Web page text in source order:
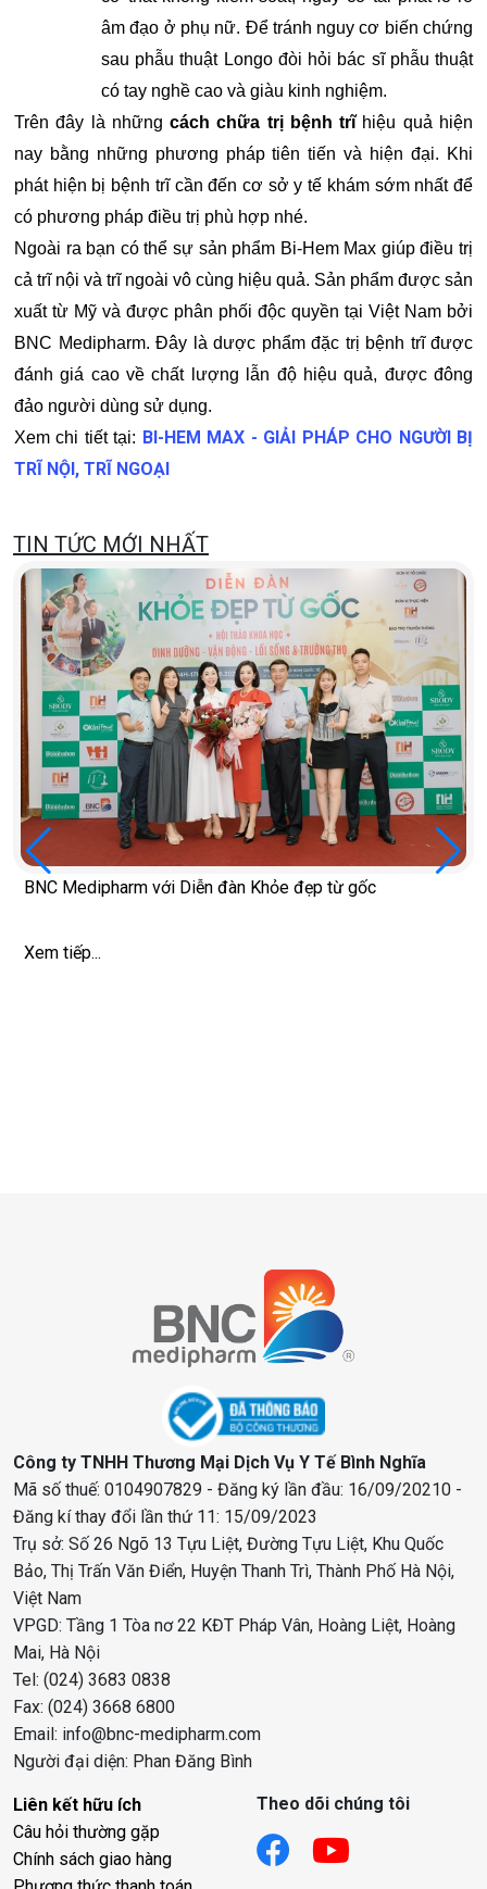
âm đạo ở phụ nữ. Để tránh nguy cơ biến chứng
sau phẫu thuật Longo đòi hỏi bác sĩ phẫu thuật
có tay nghề cao và giàu kinh nghiệm.
Trên đây là nhữngcách chữa trị bệnh trĩ hiệu quả hiện
nay bằng những phương pháp tiên tiến và hiện đại. Khi
phát hiện bị bệnh trĩ cần đến cơ sở y tế khám sớm nhất để
có phương pháp điều trị phù hợp nhé.
Ngoài ra bạn có thể sự sản phẩm Bi-Hem Max giúp điều trị
cả trĩ nội và trĩ ngoài vô cùng hiệu quả. Sản phẩm được sản
xuất từ Mỹ và được phân phối độc quyền tại Việt Nam bởi
BNC Medipharm. Đây là dược phẩm đặc trị bệnh trĩ được
đánh giá cao về chất lượng lẫn độ hiệu quả, được đông
đảo người dùng sử dụng.
Xem chi tiết tại: BI-HEM MAX - GIẢI PHÁP CHO NGƯỜI BỊ
TRĨ NỘI, TRĨ NGOẠI
TIN TỨC MỚI NHẤT
BNC Medipharm với Diễn đàn Khỏe đẹp từ gốc
Xem tiếp...
Công ty TNHH Thương Mại Dịch Vụ Y Tế Bình Nghĩa
Mã số thuế: 0104907829 - Đăng ký lần đầu: 16/09/20210 -
Đăng kí thay đổi lần thứ 11: 15/09/2023
Trụ sở: Số 26 Ngõ 13 Tựu Liệt, Đường Tựu Liệt, Khu Quốc
Bảo, Thị Trấn Văn Điển, Huyện Thanh Trì, Thành Phố Hà Nội,
Việt Nam
VPGD: Tầng 1 Tòa nơ 22 KĐT Pháp Vân, Hoàng Liệt, Hoàng
Mai, Hà Nội
Tel: (024) 3683 0838
Fax: (024) 3668 6800
Email: info@bnc-medipharm.com
Người đại diện: Phan Đăng Bình
Liên kết hữu ích
Câu hỏi thường gặp
Chính sách giao hàng
Theo dõi chúng tôi